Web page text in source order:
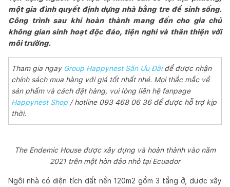
một gia đình quyết định dựng nhà bằng tre để sinh sống.
Công trình sau khi hoàn thành mang đến cho gia chủ
không gian sinh hoạt độc đáo, tiện nghi và thân thiện với
môi trường.
Tham gia ngay Group Happynest Săn Ưu Đãiđể được nhận
chính sách mua hàng với giá tốt nhất nhé. Mọi thắc mắc về
sản phẩm và cách đặt hàng, vui lòng liên hệ fanpage
Happynest Shop / hotline 093 468 06 36 để được hỗ trợ kịp
thời.
The Endemic House được xây dựng và hoàn thành vào năm
2021 trên một hòn đảo nhỏ tại Ecuador
Ngôi nhà có diện tích đất nền 120m2 gồm 3 tầng ở, được xây